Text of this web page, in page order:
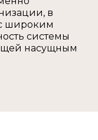
в
широким
системы
насущным